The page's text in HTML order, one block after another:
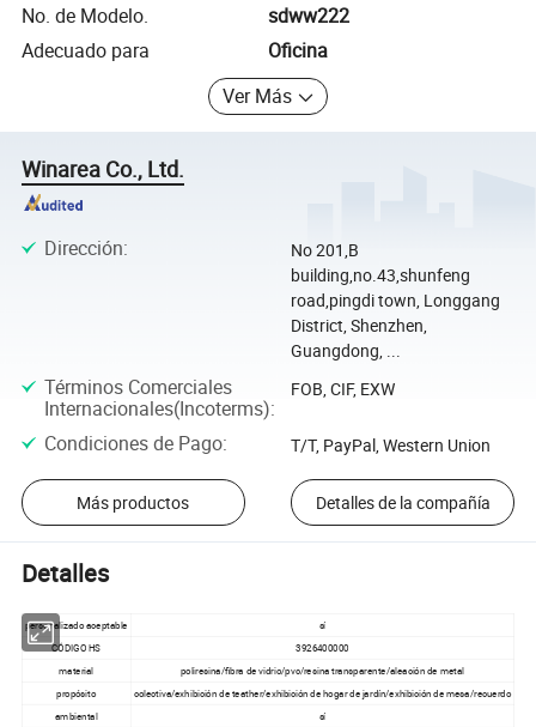
No. de Modelo.
sdww222
Adecuado para
Oficina
Ver Más
Winarea Co., Ltd.
Dirección:
No 201,B
building,no.43,shunfeng
road,pingdi town, Longgang
District, Shenzhen,
Guangdong, ...
Términos Comerciales
Internacionales(Incoterms):
FOB, CIF, EXW
Condiciones de Pago: T/T, PayPal, Western Union
Más productos Detalles de la compañía
Detalles
personalizado aceptable
sí
CÓDIGO HS
3926400000
material poliresina/fibra de vidrio/pvc/resina transparente/aleación de metal
propósito colectiva/exhibición de teather/exhibición de hogar de jardín/exhibición de mesa/recuerdo
ambiental sí